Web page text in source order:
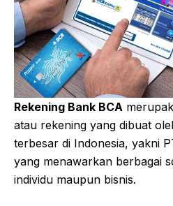
Rekening Bank BCA
atau rekening yang dibuat
terbesar di Indonesia, yakni
yang menawarkan berbagai
individu maupun bisnis.